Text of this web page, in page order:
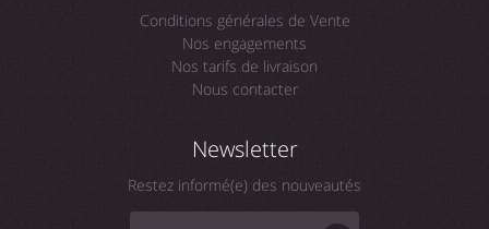
Conditions générales de Vente
Nos engagements
Nos tarifs de livraison
Nous contacter
Newsletter
Restez informé(e) des nouveautés